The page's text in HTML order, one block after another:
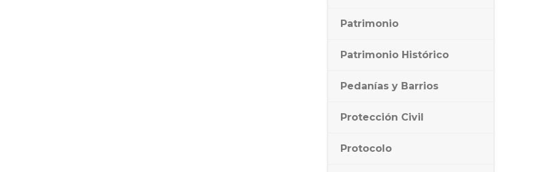
Patrimonio
Patrimonio Histórico
Pedanías y Barrios
Protección Civil
Protocolo